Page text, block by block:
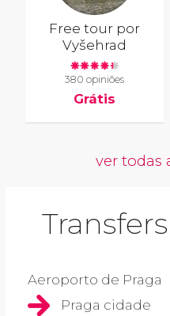
Free tour por
Vyšehrad
380 opiniões
Grátis
ver todas
Aeroporto de Praga
Praga cidade